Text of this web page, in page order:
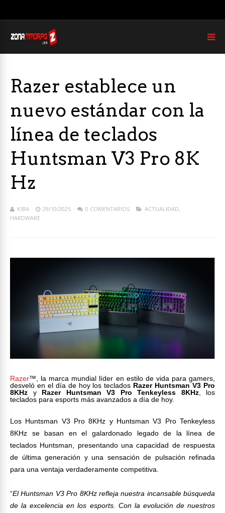
Razer establece un
nuevo estándar con la
línea de teclados
Huntsman V3 Pro 8K
Hz
KIBA 29/10/2025 0 COMENTARIOS ACTUALIDAD,
HARDWARE
Razer™, la marca mundial líder en estilo de vida para gamers,
desveló en el día de hoy los teclados Razer Huntsman V3 Pro
8KHz y Razer Huntsman V3 Pro Tenkeyless 8KHz, los
teclados para esports más avanzados a día de hoy.
Los Huntsman V3 Pro 8KHz y Huntsman V3 Pro Tenkeyless
8KHz se basan en el galardonado legado de la línea de
teclados Huntsman, presentando una capacidad de respuesta
de última generación y una sensación de pulsación refinada
para una ventaja verdaderamente competitiva.
“El Huntsman V3 Pro 8KHz refleja nuestra incansable búsqueda
de la excelencia en los esports. Con la evolución de nuestros